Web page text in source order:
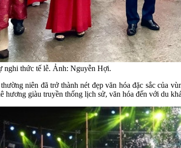
nghi thức tế lễ. Ảnh: Nguyễn Hợi.
niên đã trở thành nét đẹp văn hóa đặc sắc của
hương giàu truyền thống lịch sử, văn hóa đến với du